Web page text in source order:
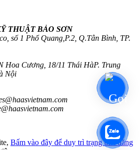
THUẬT BẢO SƠN
số 1 Phổ Quang,P.2, Q.Tân Bình, TP.
Hoa Cương, 18/11 Thái HàP. Trung
Nội
Bấm vào đây để duy trì trạng thái đăng